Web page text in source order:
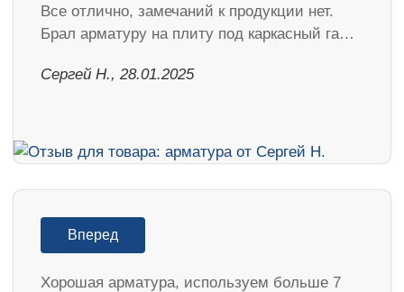
Все отлично, замечаний к продукции нет.
Брал арматуру на плиту под каркасный га…
Сергей Н., 28.01.2025
Вперед
Хорошая арматура, используем больше 7